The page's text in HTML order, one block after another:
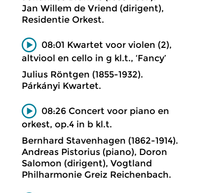
Jan Willem de Vriend (dirigent),
Residentie Orkest.
08:01 Kwartet voor violen (2),
altviool en cello in g kl.t., ‘Fancy’
Julius Röntgen (1855-1932).
Párkányi Kwartet.
08:26 Concert voor piano en
orkest, op.4 in b kl.t.
Bernhard Stavenhagen (1862-1914).
Andreas Pistorius (piano), Doron
Salomon (dirigent), Vogtland
Philharmonie Greiz Reichenbach.